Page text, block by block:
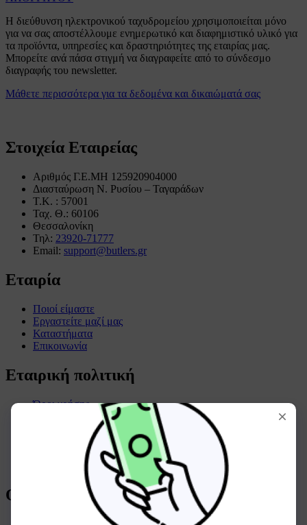
Η διεύθυνση ηλεκτρονικού ταχυδρομείου χρησιμοποιείται μόνο
για να σας αποστέλλουμε ενημερωτικό και διαφημιστικό υλικό για
τα προϊόντα, υπηρεσίες και δραστηριότητες της εταιρίας μας.
Μπορείτε ανά πάσα στιγμή να διαγραφείτε από το σύνδεσμο
διαγραφής του newsletter.
Μάθετε περισσότερα για τα δεδομένα και δικαιώματά σας
Στοιχεία Εταιρείας
Αριθμός Γ.Ε.ΜΗ 125920904000
Διασταύρωση Ν. Ρυσίου – Ταγαράδων
Τ.Κ. : 57001
Ταχ. Θ.: 60106
Θεσσαλονίκη
Τηλ: 23920-71777
Email: support@butlers.gr
Εταιρία
Ποιοί είμαστε
Εργαστείτε μαζί μας
Καταστήματα
Επικοινωνία
Εταιρική πολιτική
Όροι χρήσης
Όροι συναλλαγών
Πολιτική απορρήτου
Πολιτική επιστροφών
Πολιτική cookies
Όροι χρήσης GIFTCARD
Οδηγός αγορών